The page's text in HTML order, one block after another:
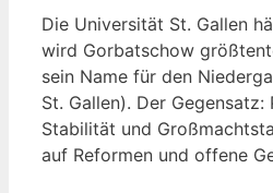
Die Universität St. Gallen
wird Gorbatschow
sein Name für den
St. Gallen). Der
Stabilität und
auf Reformen und offene